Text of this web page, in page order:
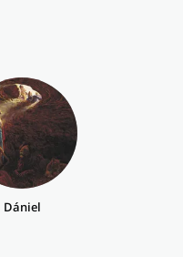
Dániel